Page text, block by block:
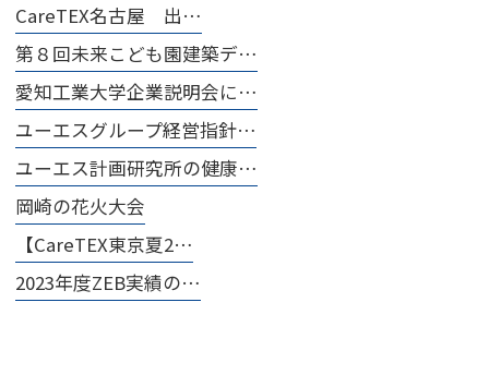
CareTEX名古屋 出…
第８回未来こども園建築デ…
愛知工業大学企業説明会に…
ユーエスグループ経営指針…
ユーエス計画研究所の健康…
岡崎の花火大会
【CareTEX東京夏2…
2023年度ZEB実績の…